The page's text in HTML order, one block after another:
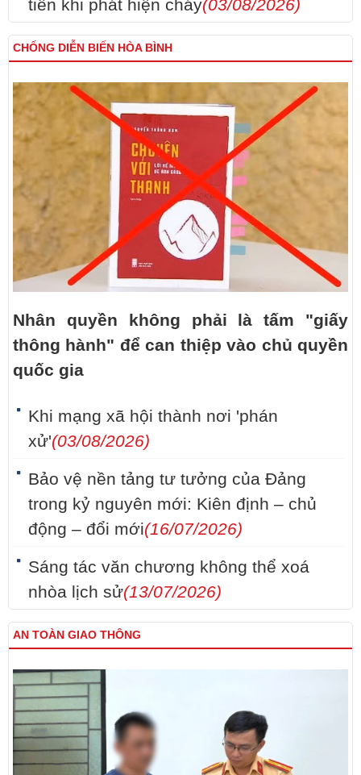
tiên khi phát hiện cháy(03/08/2026)
CHỐNG DIỄN BIẾN HÒA BÌNH
Nhân quyền không phải là tấm "giấy
thông hành" để can thiệp vào chủ quyền
quốc gia
Khi mạng xã hội thành nơi 'phán
xử'(03/08/2026)
Bảo vệ nền tảng tư tưởng của Đảng
trong kỷ nguyên mới: Kiên định – chủ
động – đổi mới(16/07/2026)
Sáng tác văn chương không thể xoá
nhòa lịch sử(13/07/2026)
AN TOÀN GIAO THÔNG